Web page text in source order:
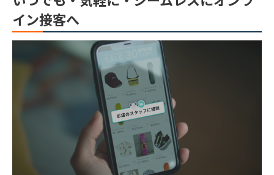
イン接客へ